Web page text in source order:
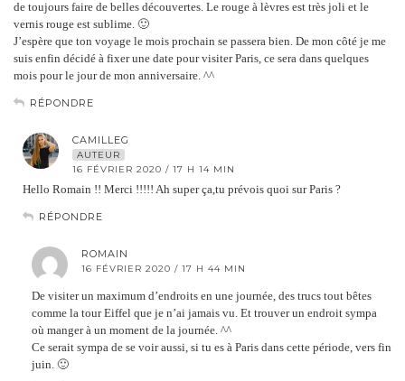
de toujours faire de belles découvertes. Le rouge à lèvres est très joli et le
vernis rouge est sublime. 🙂
J’espère que ton voyage le mois prochain se passera bien. De mon côté je me
suis enfin décidé à fixer une date pour visiter Paris, ce sera dans quelques
mois pour le jour de mon anniversaire. ^^
RÉPONDRE
CAMILLEG
AUTEUR
16 FÉVRIER 2020 / 17 H 14 MIN
Hello Romain !! Merci !!!!! Ah super ça,tu prévois quoi sur Paris ?
RÉPONDRE
ROMAIN
16 FÉVRIER 2020 / 17 H 44 MIN
De visiter un maximum d’endroits en une journée, des trucs tout bêtes
comme la tour Eiffel que je n’ai jamais vu. Et trouver un endroit sympa
où manger à un moment de la journée. ^^
Ce serait sympa de se voir aussi, si tu es à Paris dans cette période, vers fin
juin. 🙂